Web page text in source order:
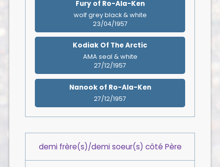
Fury of Ro-Ala-Ken
wolf grey black & white
23/04/1957
Kodiak Of The Arctic
AMA seal & white
27/12/1957
Nanook of Ro-Ala-Ken
27/12/1957
demi frère(s)/demi soeur(s) côté Père